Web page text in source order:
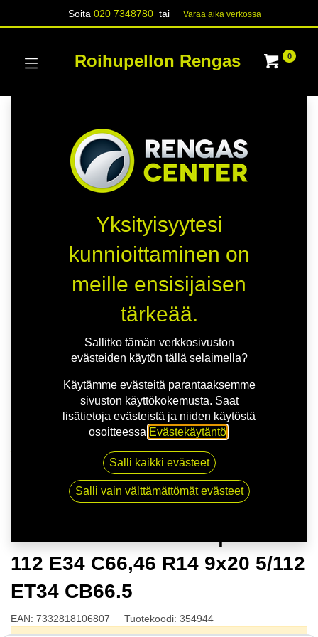
Soita020 7348780 tai Varaa aika verk​​​​ossa
Roihupellon Rengas 0
NITRO STING FF SLV | 9X20 5-112 E34 C66,46 R14
9x20 5/112 ET34 CB66.5
112 E34 C66,46 R14 9x20 5/112
ET34 CB66.5
EAN: 7332818106807 Tuotekoodi: 354944
Yksityisyytesi
kunnioittaminen on
meille ensisijaisen
tärkeää.
Sallitko tämän verkkosivuston
evästeiden käytön tällä selaimella?
Käytämme evästeitä parantaaksemme
sivuston käyttökokemusta. Saat
lisätietoja evästeistä ja niiden käytöstä
osoitteessa Evästekäytäntö
Salli kaikki evästeet
Salli vain välttämättömät evästeet